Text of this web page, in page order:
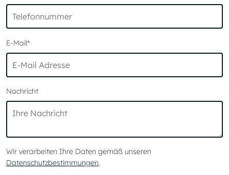
E-Mail*
Nachricht
Wir verarbeiten Ihre Daten gemäß unseren
Datenschutzbestimmungen.